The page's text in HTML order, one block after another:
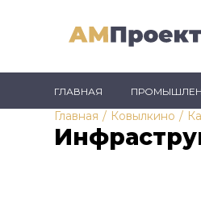
ГЛАВНАЯ
Главная / Ковылкино /